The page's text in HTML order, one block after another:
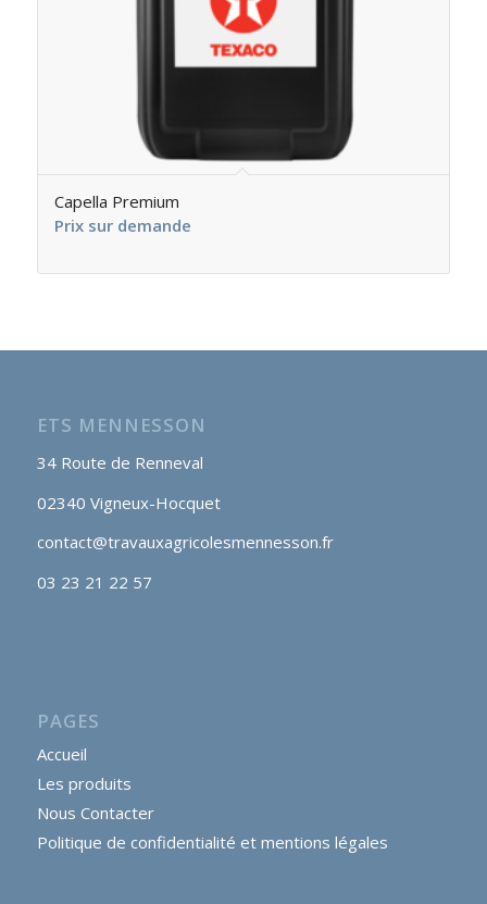
Capella Premium
Prix sur demande
ETS MENNESSON
34 Route de Renneval
02340 Vigneux-Hocquet
contact@travauxagricolesmennesson.fr
03 23 21 22 57
PAGES
Accueil
Les produits
Nous Contacter
Politique de confidentialité et mentions légales